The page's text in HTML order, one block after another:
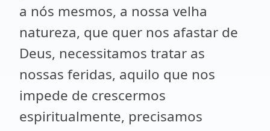
a nós mesmos, a nossa velha
natureza, que quer nos afastar de
Deus, necessitamos tratar as
nossas feridas, aquilo que nos
impede de crescermos
espiritualmente, precisamos